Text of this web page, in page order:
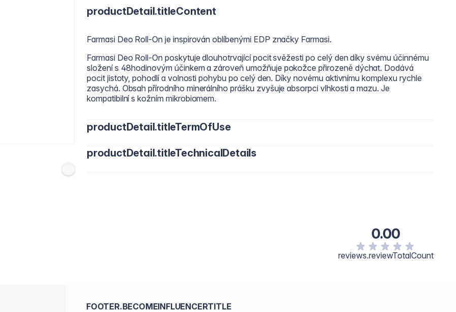
productDetail.titleContent
Farmasi Deo Roll-On je inspirován oblíbenými EDP značky Farmasi.
Farmasi Deo Roll-On poskytuje dlouhotrvající pocit svěžesti po celý den díky svému účinnému
složení s 48hodinovým účinkem a zároveň umožňuje pokožce přirozeně dýchat. Dodává
pocit jistoty, pohodlí a volnosti pohybu po celý den. Díky novému aktivnímu komplexu rychle
zasychá. Obsah přírodního minerálního prášku zvyšuje absorpci vlhkosti a mazu. Je
kompatibilní s kožním mikrobiomem.
productDetail.titleTermOfUse
Před použitím protřepejte. Nanášejte rovnoměrně na čistou a suchou pokožku podpaží.
productDetail.titleTechnicalDetails
0.00
reviews.reviewTotalCount
FOOTER.BECOMEINFLUENCERTITLE